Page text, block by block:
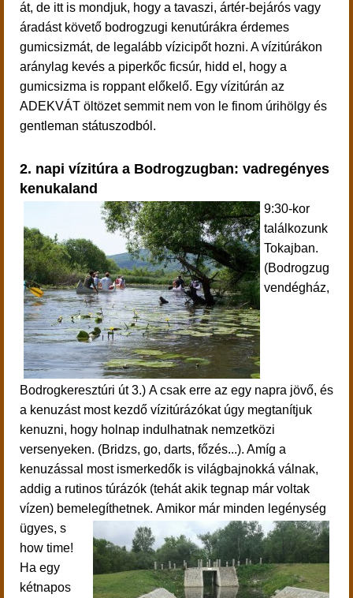
át, de itt is mondjuk, hogy a tavaszi, ártér-bejárós vagy
áradást követő bodrogzugi kenutúrákra érdemes
gumicsizmát, de legalább vízicipőt hozni. A vízitúrákon
aránylag kevés a piperkőc ficsúr, hidd el, hogy a
gumicsizma is roppant előkelő. Egy vízitúrán az
ADEKVÁT öltözet semmit nem von le finom úrihölgy és
gentleman státuszodból.
2. napi vízitúra a Bodrogzugban: vadregényes
kenukaland
9:30-kor
találkozunk
Tokajban.
(Bodrogzug
vendégház,
Bodrogkeresztúri út 3.) A csak erre az egy napra jövő, és
a kenuzást most kezdő vízitúrázókat úgy megtanítjuk
kenuzni, hogy holnap indulhatnak nemzetközi
versenyeken. (Bridzs, go, darts, főzés...). Amíg a
kenuzással most ismerkedők is világbajnokká válnak,
addig a rutinos túrázók (tehát akik tegnap már voltak
vízen) bemelegíthetnek. Amikor már minden legénység
ügyes, s
how time!
Ha egy
kétnapos